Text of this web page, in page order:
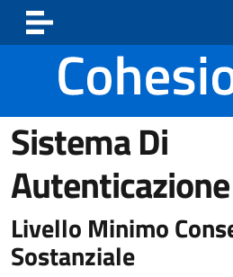
Vai ai contenuti
Vai al footer
Sistema Di
Autenticazione
Livello Minimo
Sostanziale